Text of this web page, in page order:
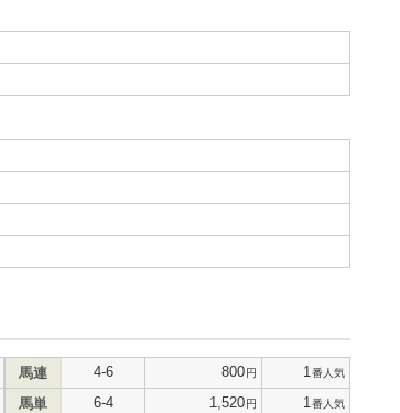
馬連 4-6 800円 1 番人気
馬単 6-4 1,520円 1 番人気